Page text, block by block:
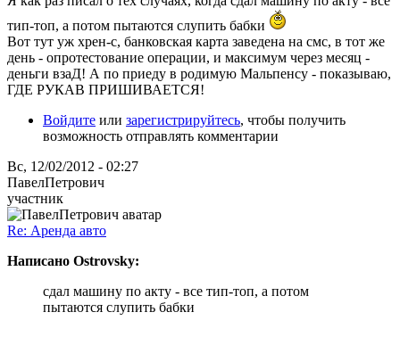
тип-топ, а потом пытаются слупить бабки
Вот тут уж хрен-с, банковская карта заведена на смс, в тот же
день - опротестование операции, и максимум через месяц -
деньги взаД! А по приеду в родимую Мальпенсу - показываю,
ГДЕ РУКАВ ПРИШИВАЕТСЯ!
Войдите или зарегистрируйтесь, чтобы получить
возможность отправлять комментарии
Вс, 12/02/2012 - 02:27
ПавелПетрович
участник
Re: Аренда авто
Написано Ostrovsky:
сдал машину по акту - все тип-топ, а потом
пытаются слупить бабки